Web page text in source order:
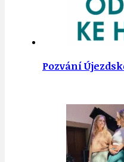
Pozvání